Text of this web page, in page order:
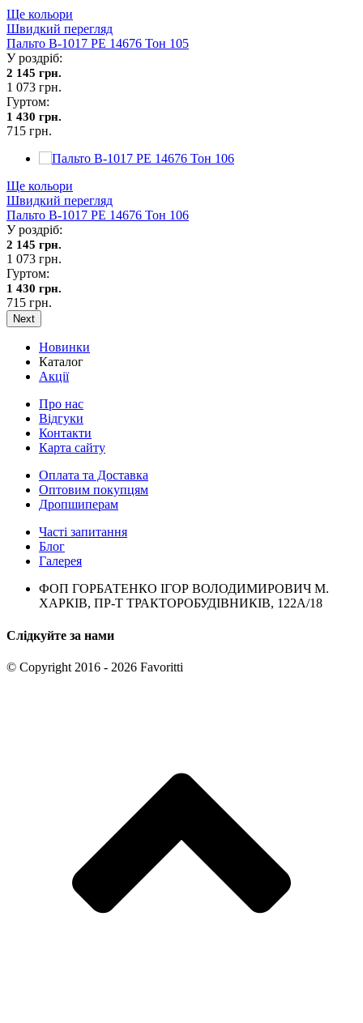
Ще кольори
Швидкий перегляд
Пальто В-1017 PE 14676 Тон 105
У роздріб:
2 145 грн.
1 073 грн.
Гуртом:
1 430 грн.
715 грн.
Ще кольори
Швидкий перегляд
Пальто В-1017 PE 14676 Тон 106
У роздріб:
2 145 грн.
1 073 грн.
Гуртом:
1 430 грн.
715 грн.
Next
Новинки
Каталог
Акції
Про нас
Відгуки
Контакти
Карта сайту
Оплата та Доставка
Оптовим покупцям
Дропшиперам
Часті запитання
Блог
Галерея
ФОП ГОРБАТЕНКО ІГОР ВОЛОДИМИРОВИЧ М.
ХАРКІВ, ПР-Т ТРАКТОРОБУДІВНИКІВ, 122А/18
Слідкуйте за нами
© Copyright 2016 - 2026 Favoritti